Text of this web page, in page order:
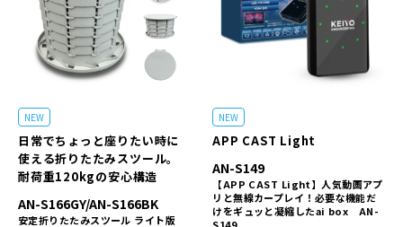
NEW
日常でちょっと座りたい時に
使える折りたたみスツール。
耐荷重120kgの安心構造
AN-S166GY/AN-S166BK
安定折りたたみスツール ライト版
NEW
APP CAST Light
AN-S149
【APP CAST Light】人気動画アプ
リと無線カープレイ！必要な機能だ
けをギュッと凝縮したai box AN-
S149